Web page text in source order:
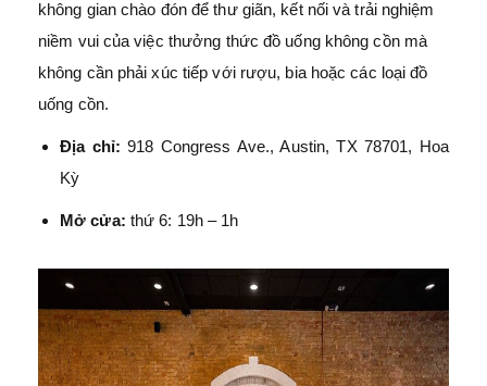
không gian chào đón để thư giãn, kết nối và trải nghiệm
niềm vui của việc thưởng thức đồ uống không cồn mà
không cần phải xúc tiếp với rượu, bia hoặc các loại đồ
uống cồn.
Địa chỉ: 918 Congress Ave., Austin, TX 78701, Hoa
Kỳ
Mở cửa: thứ 6: 19h – 1h